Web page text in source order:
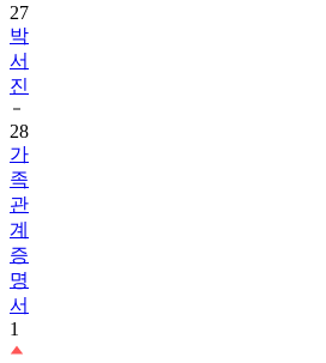
27
박
서
진
28
가
족
관
계
증
명
서
1